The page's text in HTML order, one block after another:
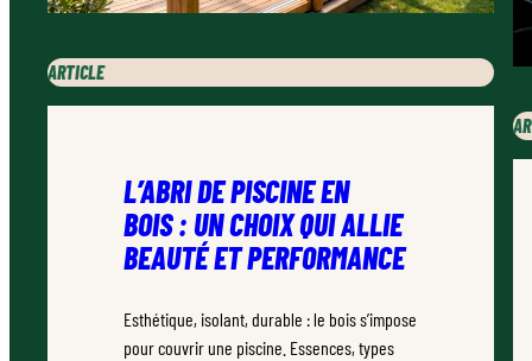
ARTICLE
L’ABRI DE PISCINE EN
BOIS : UN CHOIX QUI ALLIE
BEAUTÉ ET PERFORMANCE
Esthétique, isolant, durable : le bois s’impose
pour couvrir une piscine. Essences, types